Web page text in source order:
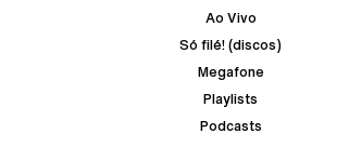
Ao Vivo
Só filé! (discos)
Megafone
Playlists
Podcasts